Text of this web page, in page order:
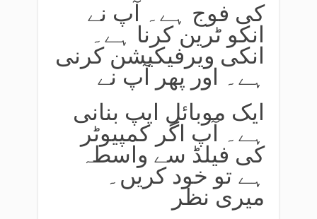
کی فوج ہے۔ آپ نے
انکو ٹرین کرنا ہے۔
انکی ویرفیکیشن کرنی
ہے۔ اور پھر آپ نے
ایک موبائل ایپ بنانی
ہے۔ آپ اگر کمپیوٹر
کی فیلڈ سے واسطہ
ہے تو خود کریں۔
میری نظر